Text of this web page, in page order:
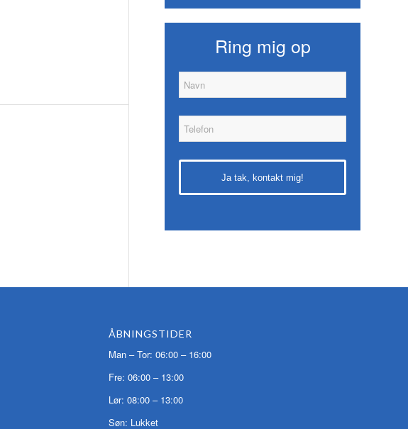
Ring mig op
ÅBNINGSTIDER
Man – Tor: 06:00 – 16:00
Fre: 06:00 – 13:00
Lør: 08:00 – 13:00
Søn: Lukket